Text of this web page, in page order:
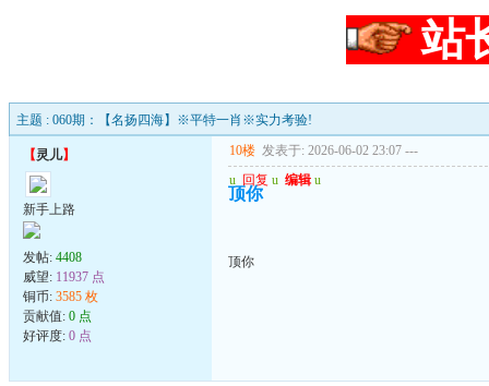
站
主题 : 060期：【名扬四海】※平特一肖※实力考验!
【灵儿】
新手上路
发帖: 4408
威望: 11937 点
铜币: 3585 枚
贡献值: 0 点
好评度: 0 点
10楼 发表于: 2026-06-02 23:07 ---
u 回复 u 编辑 u
顶你
顶你